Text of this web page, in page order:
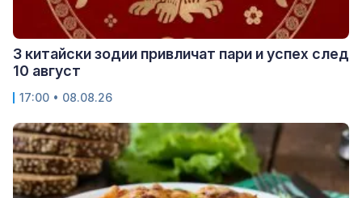
3 китайски зодии привличат пари и успех след
10 август
17:00 • 08.08.26